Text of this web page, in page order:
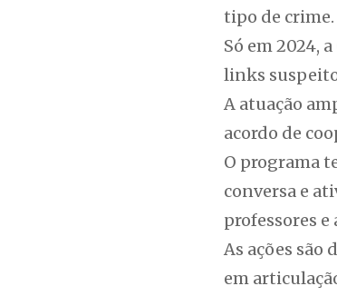
tipo de crime.
Só em 2024,
links
A atuação
acordo de
O programa
conversa e
professores
As ações são
em